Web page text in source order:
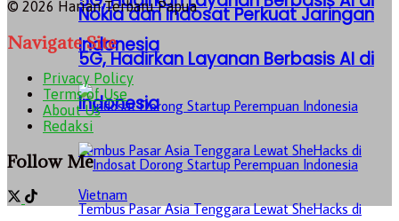
Indonesia
Nokia dan Indosat Perkuat Jaringan
5G, Hadirkan Layanan Berbasis AI di
Indonesia
© 2026 Harian Terbaru Papua
Navigate Site
Privacy Policy
Terms of Use
About Us
Redaksi
Follow Me